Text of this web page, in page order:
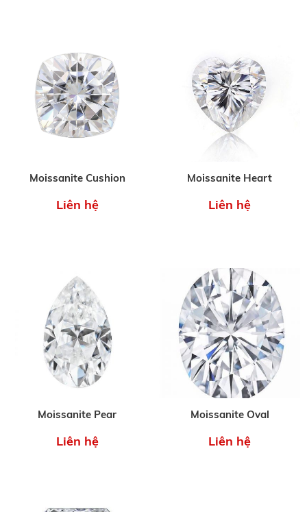
Moissanite Cushion
Liên hệ
Moissanite Heart
Liên hệ
Moissanite Pear
Liên hệ
Moissanite Oval
Liên hệ